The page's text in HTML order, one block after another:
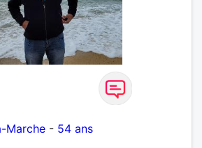
Marche - 54 ans